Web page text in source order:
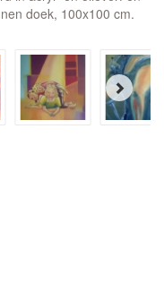
doek, 100x100 cm.